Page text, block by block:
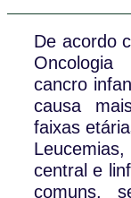
De acordo
cancro
causa
faixas
central e
comuns,